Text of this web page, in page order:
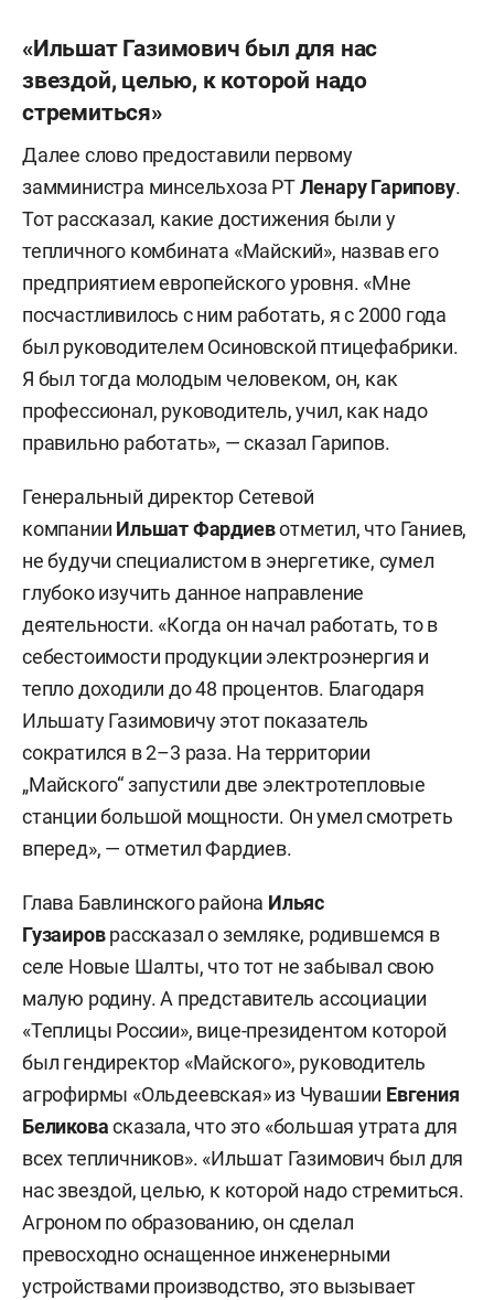
«Ильшат Газимович был для нас
звездой, целью, к которой надо
стремиться»
Далее слово предоставили первому
замминистра минсельхоза РТЛенару Гарипову.
Тот рассказал, какие достижения были у
тепличного комбината «Майский», назвав его
предприятием европейского уровня. «Мне
посчастливилось с ним работать, я с 2000 года
был руководителем Осиновской птицефабрики.
Я был тогда молодым человеком, он, как
профессионал, руководитель, учил, как надо
правильно работать», — сказал Гарипов.
Генеральный директор Сетевой
компании Ильшат Фардиевотметил, что Ганиев,
не будучи специалистом в энергетике, сумел
глубоко изучить данное направление
деятельности. «Когда он начал работать, то в
себестоимости продукции электроэнергия и
тепло доходили до 48 процентов. Благодаря
Ильшату Газимовичу этот показатель
сократился в 2–3 раза. На территории
„Майского“ запустили две электротепловые
станции большой мощности. Он умел смотреть
вперед», — отметил Фардиев.
Глава Бавлинского района Ильяс
Гузаироврассказал о земляке, родившемся в
селе Новые Шалты, что тот не забывал свою
малую родину. А представитель ассоциации
«Теплицы России», вице-президентом которой
был гендиректор «Майского», руководитель
агрофирмы «Ольдеевская» из Чувашии Евгения
Беликовасказала, что это «большая утрата для
всех тепличников». «Ильшат Газимович был для
нас звездой, целью, к которой надо стремиться.
Агроном по образованию, он сделал
превосходно оснащенное инженерными
устройствами производство, это вызывает